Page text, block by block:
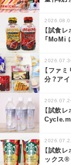
【試食
「MoMi
【ファ
分？ア
【試飲
【試飲
ックス